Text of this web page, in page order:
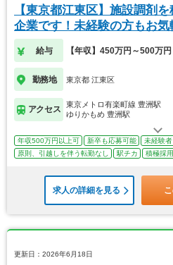
【東京都江東区】施設調剤
企業です！未経験の方もお
給与 【年収】450万円～500万円
勤務地 東京都 江東区
アクセス
東京メトロ有楽町線 豊洲駅
ゆりかもめ 豊洲駅
年収500万円以上可 新卒も応募可能
未経験
原則、引越しを伴う転勤なし
駅チカ 積極採
求人の詳細を見る
更新日：2026年6月18日